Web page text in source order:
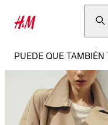
PUEDE QUE TAMBIÉN